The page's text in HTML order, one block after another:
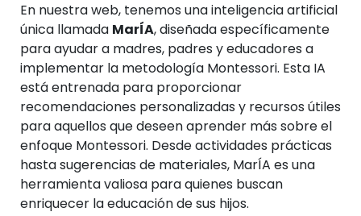
En nuestra web, tenemos una inteligencia artificial
única llamada MarÍA, diseñada específicamente
para ayudar a madres, padres y educadores a
implementar la metodología Montessori. Esta IA
está entrenada para proporcionar
recomendaciones personalizadas y recursos útiles
para aquellos que deseen aprender más sobre el
enfoque Montessori. Desde actividades prácticas
hasta sugerencias de materiales, MarÍA es una
herramienta valiosa para quienes buscan
enriquecer la educación de sus hijos.